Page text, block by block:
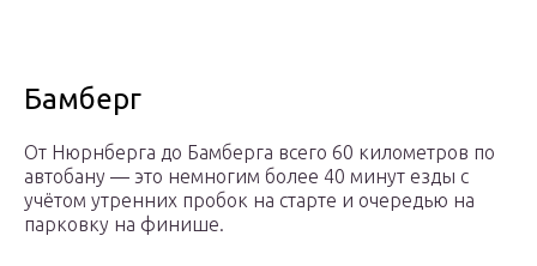
Бамберг
От Нюрнберга до Бамберга всего 60 километров по
автобану — это немногим более 40 минут езды с
учётом утренних пробок на старте и очередью на
парковку на финише.